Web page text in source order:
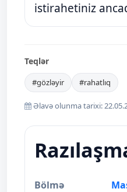
istirahetiniz
Teqlər
#gözləyir #rahatlıq
Əlavə olunma tarixi:
Bölmə